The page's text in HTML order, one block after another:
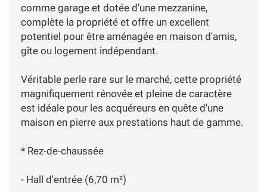
comme garage et dotée d'une mezzanine,
complète la propriété et offre un excellent
potentiel pour être aménagée en maison d'amis,
gîte ou logement indépendant.
Véritable perle rare sur le marché, cette propriété
magnifiquement rénovée et pleine de caractère
est idéale pour les acquéreurs en quête d'une
maison en pierre aux prestations haut de gamme.
* Rez-de-chaussée
- Hall d'entrée (6,70 m²)